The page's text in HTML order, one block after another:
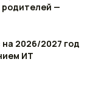
родителей —
на 2026/2027 год
ИТ